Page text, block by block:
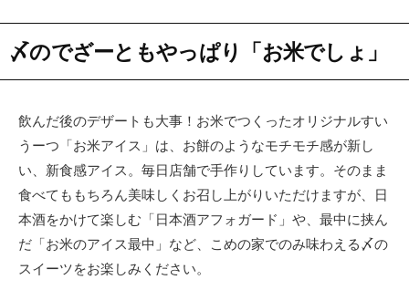
〆のでざーともやっぱり「お米でしょ」
飲んだ後のデザートも大事！お米でつくったオリジナルすい
うーつ「お米アイス」は、お餅のようなモチモチ感が新し
い、新食感アイス。毎日店舗で手作りしています。そのまま
食べてももちろん美味しくお召し上がりいただけますが、日
本酒をかけて楽しむ「日本酒アフォガード」や、最中に挟ん
だ「お米のアイス最中」など、こめの家でのみ味わえる〆の
スイーツをお楽しみください。